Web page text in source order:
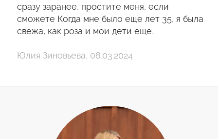
сразу заранее, простите меня, если
сможете Когда мне было еще лет 35, я была
свежа, как роза и мои дети еще…
Юлия Зиновьева, 08.03.2024